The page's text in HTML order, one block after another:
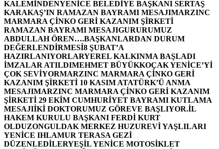
KALEMİNDENYENİCE BELEDİYE BAŞKANI SERTAŞ
KARAKAŞ’IN RAMAZAN BAYRAMI MESAJIMARZINC
MARMARA ÇİNKO GERİ KAZANIM ŞİRKETİ
RAMAZAN BAYRAMI MESAJIGURURUMUZ
ABDULLAH ÖREN….BAŞKANLARDAN DURUM
DEĞERLENDİRMESİ8 ŞUBAT’A
HAZIRLANIYORLARYEREL KALKINMA BAŞLADI
İMZALAR ATILDIMEHMET BÜYÜKKOÇAK YENİCE’Yİ
ÇOK SEVİYORMARZINC MARMARA ÇİNKO GERİ
KAZANIM ŞİRKETİ 10 KASIM ATATÜRK’Ü ANMA
MESAJIMARZINC MARMARA ÇİNKO GERİ KAZANIM
ŞİRKETİ 29 EKİM CUMHURİYET BAYRAMI KUTLAMA
MESAJIİKİ DOKTORUMUZ GÖREVE BAŞLIYOR.İL
HAKEM KURULU BAŞKANI FERDİ KURT
OLDUZONGULDAK MERKEZ HUZUREVİ YAŞLILARI
YENİCE IHLAMUR TERASA GEZİ
DÜZENLEDİLERYEŞİL YENİCE MOTOSİKLET